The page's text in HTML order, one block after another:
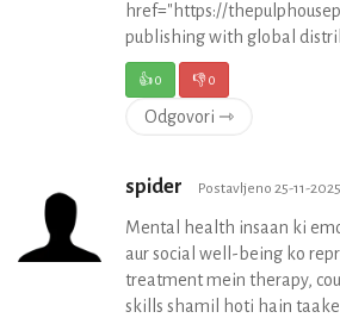
href="https://
publishing with global
👍0 👎0
Odgovori ⇾
spider Postavljeno 25-11-
Mental health insaan ki
aur social well-being ko
treatment mein therapy,
skills shamil hoti hain